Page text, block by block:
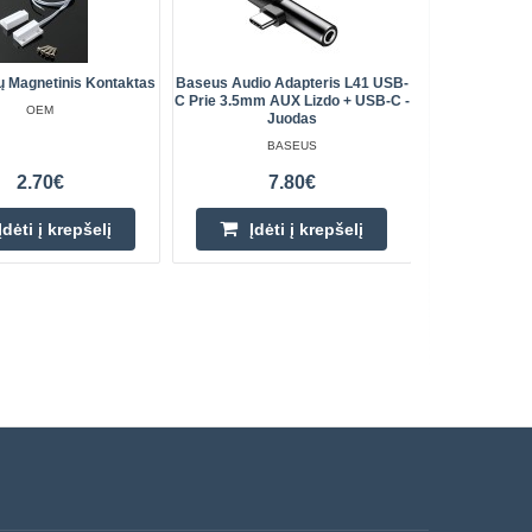
Magnetinis Kontaktas
OEM
2.70€
Įdėti į krepšelį
Baseus Audio Adapteris L41 USB-
C Prie 3.5mm AUX Lizdo + USB-C -
Juodas
BASEUS
7.80€
Įdėti į krepšelį